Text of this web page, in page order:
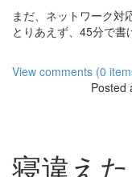
まだ、ネットワーク対
とりあえず、45分で書
View comments (0
Posted
寝違えた